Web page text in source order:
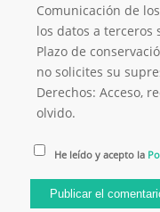
Comunicación de
los datos a terceros
Plazo de
no solicites su
Derechos: Acceso,
olvido.
He leído y acepto la